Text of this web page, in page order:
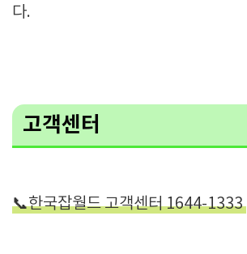
다.
고객센터
📞한국잡월드 고객센터 1644-1333